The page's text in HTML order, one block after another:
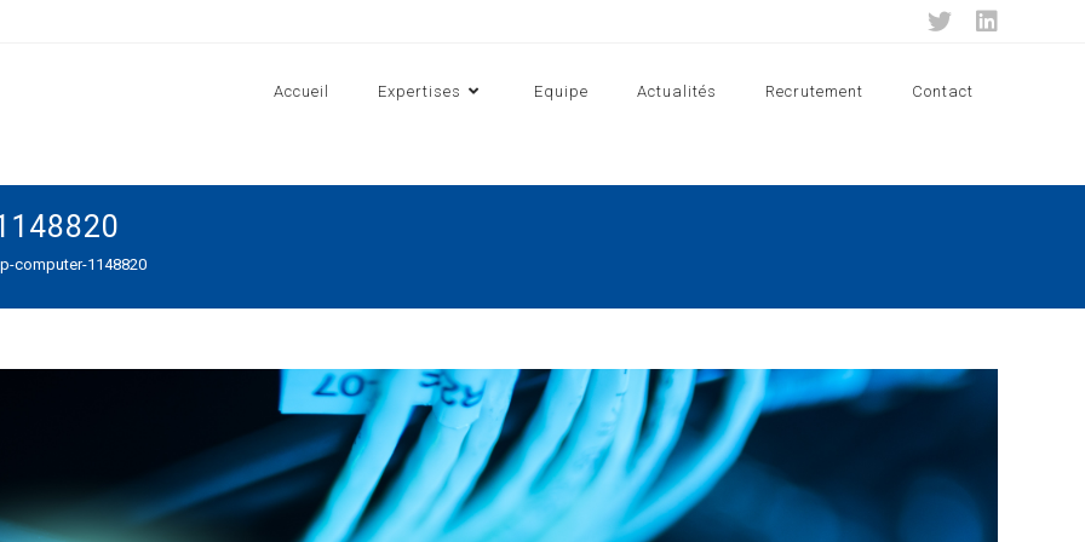
Accueil Expertises Equipe Actualités Recrutement Contact
computer-1148820